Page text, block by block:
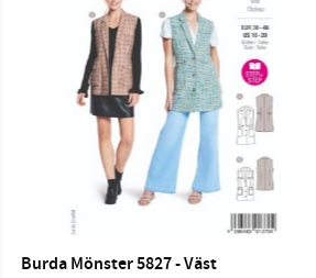
Burda Mönster 5827 - Väst